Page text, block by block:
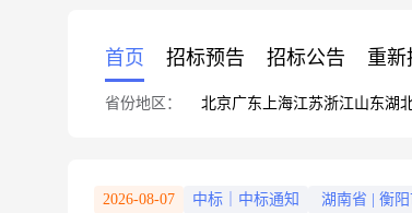
首页 招标预告 招标公告 重新
省份地区： 北京广东 上海江苏浙江山东湖
2026-08-07 中标｜中标通知 湖南省 衡